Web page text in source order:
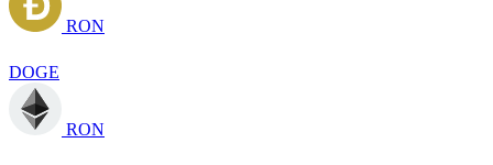
RON
DOGE
RON